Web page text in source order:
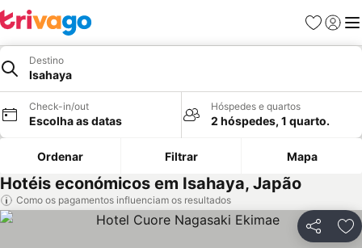
Favoritos
Iniciar
Destino
Isahaya
Check-in/out
Escolha as datas
Hóspedes e quartos
2 hóspedes, 1 quarto.
Ordenar Filtrar Mapa
Hotéis económicos em Isahaya, Japão
Como os pagamentos influenciam os resultados
Partilhar